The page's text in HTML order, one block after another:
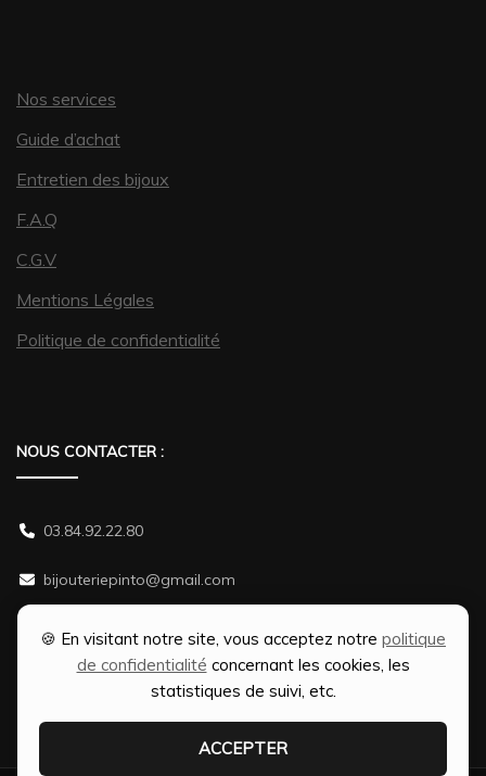
🍪 En visitant notre site, vous acceptez notre politique
de confidentialité concernant les cookies, les
statistiques de suivi, etc.
ACCEPTER
Nos services
Guide d’achat
Entretien des bijoux
F.A.Q
C.G.V
Mentions Légales
Politique de confidentialité
NOUS CONTACTER :
03.84.92.22.80
bijouteriepinto@gmail.com
38 rue Gambetta 70500 JUSSEY